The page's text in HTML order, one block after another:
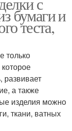
поделки
для
бумаги и
теста,
только
развивает
а также
изделия можно
ткани, ватных